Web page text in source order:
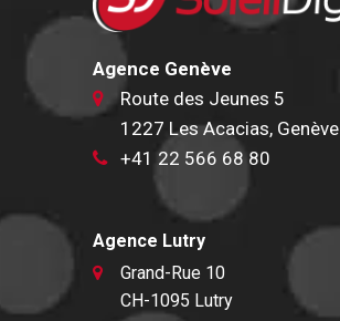
Agence Genève
Route des Jeunes 5
1227 Les Acacias, Genève
+41 22 566 68 80
Agence Lutry
Grand-Rue 10
CH-1095 Lutry